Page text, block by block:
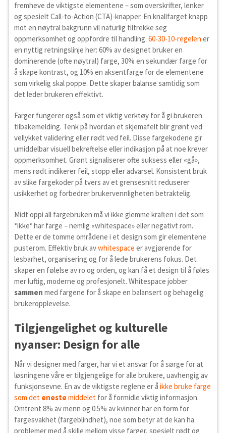
fremheve de viktigste elementene – som overskrifter, lenker
og spesielt Call-to-Action (CTA)-knapper. En knallfarget knapp
mot en nøytral bakgrunn vil naturlig tiltrekke seg
oppmerksomhet og oppfordre til handling. 60-30-10-regelen er
en nyttig retningslinje her: 60% av designet bruker en
dominerende (ofte nøytral) farge, 30% en sekundær farge for
å skape kontrast, og 10% en aksentfarge for de elementene
som virkelig skal poppe. Dette skaper balanse samtidig som
det leder brukeren effektivt.
Farger fungerer også som et viktig verktøy for å gi brukeren
tilbakemelding. Tenk på hvordan et skjemafelt blir grønt ved
vellykket validering eller rødt ved feil. Disse fargekodene gir
umiddelbar visuell bekreftelse eller indikasjon på at noe krever
oppmerksomhet. Grønt signaliserer ofte suksess eller «gå»,
mens rødt indikerer feil, stopp eller advarsel. Konsistent bruk
av slike fargekoder på tvers av et grensesnitt reduserer
usikkerhet og forbedrer brukervennligheten betraktelig.
Midt oppi all fargebruken må vi ikke glemme kraften i det som
*ikke* har farge – nemlig «whitespace» eller negativt rom.
Dette er de tomme områdene i et design som gir elementene
pusterom. Effektiv bruk avwhitespace er avgjørende for
lesbarhet, organisering og for å lede brukerens fokus. Det
skaper en følelse av ro og orden, og kan få et design til å føles
mer luftig, moderne og profesjonelt. Whitespace jobber
sammen med fargene for å skape en balansert og behagelig
brukeropplevelse.
Tilgjengelighet og kulturelle
nyanser: Design for alle
Når vi designer med farger, har vi et ansvar for å sørge for at
løsningene våre er tilgjengelige for alle brukere, uavhengig av
funksjonsevne. En av de viktigste reglene er å ikke bruke farge
som det enestemiddeletfor å formidle viktig informasjon.
Omtrent 8% av menn og 0.5% av kvinner har en form for
fargesvakhet (fargeblindhet), noe som betyr at de kan ha
problemer med å skille mellom visse farger, spesielt rødt og